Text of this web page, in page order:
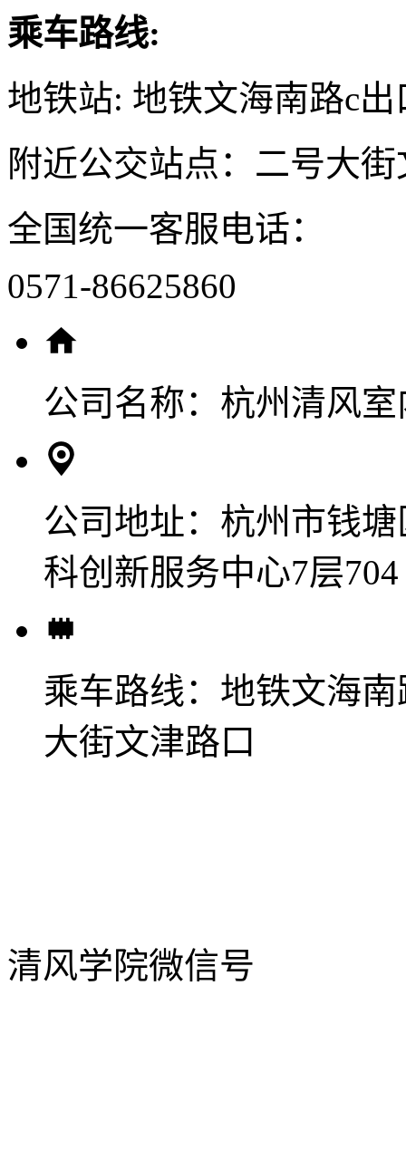
乘车路线:
地铁站: 地铁文海南路c出
附近公交站点：二号大
全国统一客服电话：
0571-86625860
公司名称： 杭州清风
公司地址： 杭州市钱
科创新服务中心7层704
乘车路线： 地铁文海
大街文津路口
清风学院微信号